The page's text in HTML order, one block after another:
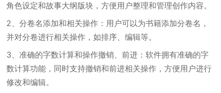
角色设定和故事大纲版块，方便用户整理和管理创作内容。
2、分卷名添加和相关操作：用户可以为书籍添加分卷名，
并对分卷进行相关操作，如排序、编辑等。
3、准确的字数计算和操作撤销、前进：软件拥有准确的字
数计算功能，同时支持撤销和前进相关操作，方便用户进行
修改和编辑。